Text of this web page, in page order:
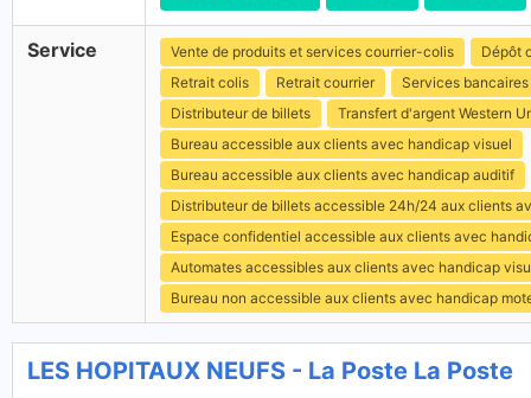
Service Vente de produits et services courrier-colis
Dépôt
Retrait colis
Retrait courrier
Services bancaires
Distributeur de billets
Transfert d'argent Western
Bureau accessible aux clients avec handicap visuel
Bureau accessible aux clients avec handicap auditif
Distributeur de billets accessible 24h/24 aux clients
Espace confidentiel accessible aux clients avec
Automates accessibles aux clients avec handicap
Bureau non accessible aux clients avec handicap
LES HOPITAUX NEUFS - La Poste La Poste